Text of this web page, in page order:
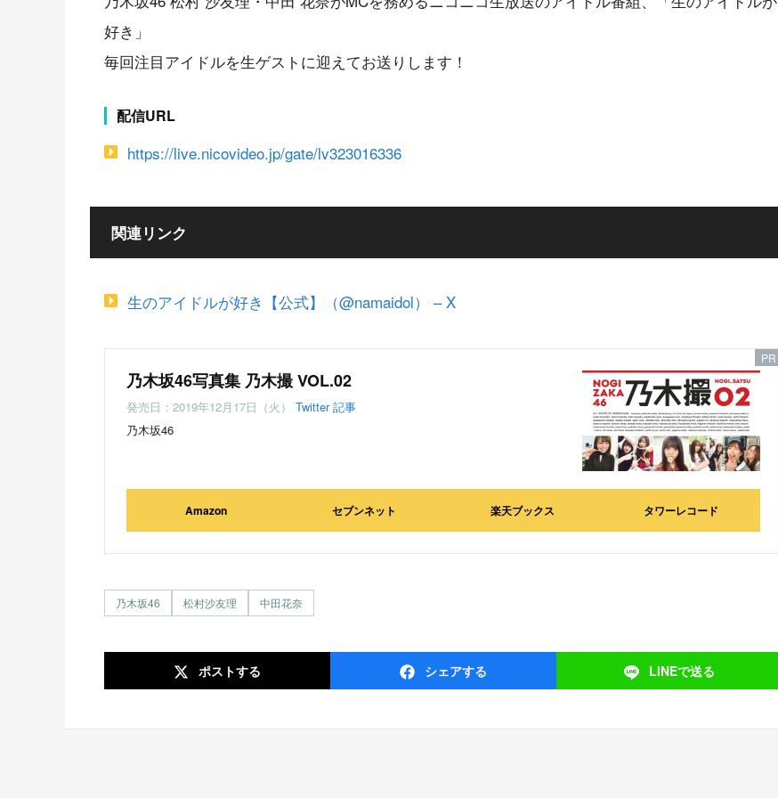
好き」
毎回注目アイドルを生ゲストに迎えてお送りします！
配信URL
https://live.nicovideo.jp/gate/lv323016336
関連リンク
生のアイドルが好き【公式】（@namaidol） – X
乃木坂46写真集 乃木撮 VOL.02
発売日：2019年12月17日（火） Twitter 記事
乃木坂46
Amazon セブンネット 楽天ブックス タワーレコード
乃木坂46 松村沙友理 中田花奈
ポストする シェアする LINEで送る